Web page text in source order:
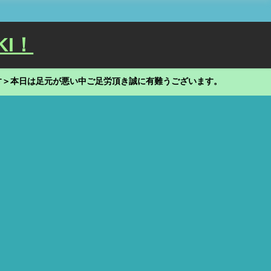
！
本日は足元が悪い中ご足労頂き誠に有難うございます。